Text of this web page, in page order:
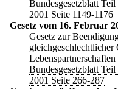
Bundesgesetzblatt
2001 Seite 1149-1176
Gesetz vom 16. Februar
Gesetz zur
gleichgeschlechtlicher
Bundesgesetzblatt
2001 Seite 266-287